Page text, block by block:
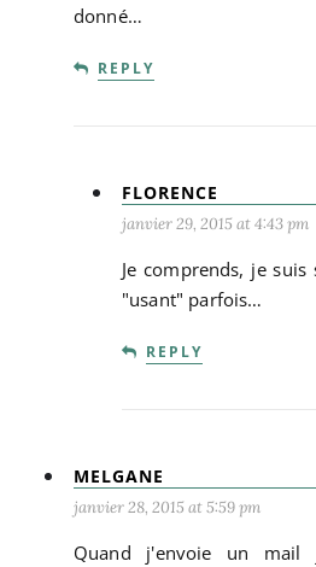
donné…
REPLY
FLORENCE
janvier 29, 2015 at 4:43 pm
Je comprends, je
"usant" parfois…
REPLY
MELGANE
janvier 28, 2015 at 5:59 pm
Quand j'envoie un mail